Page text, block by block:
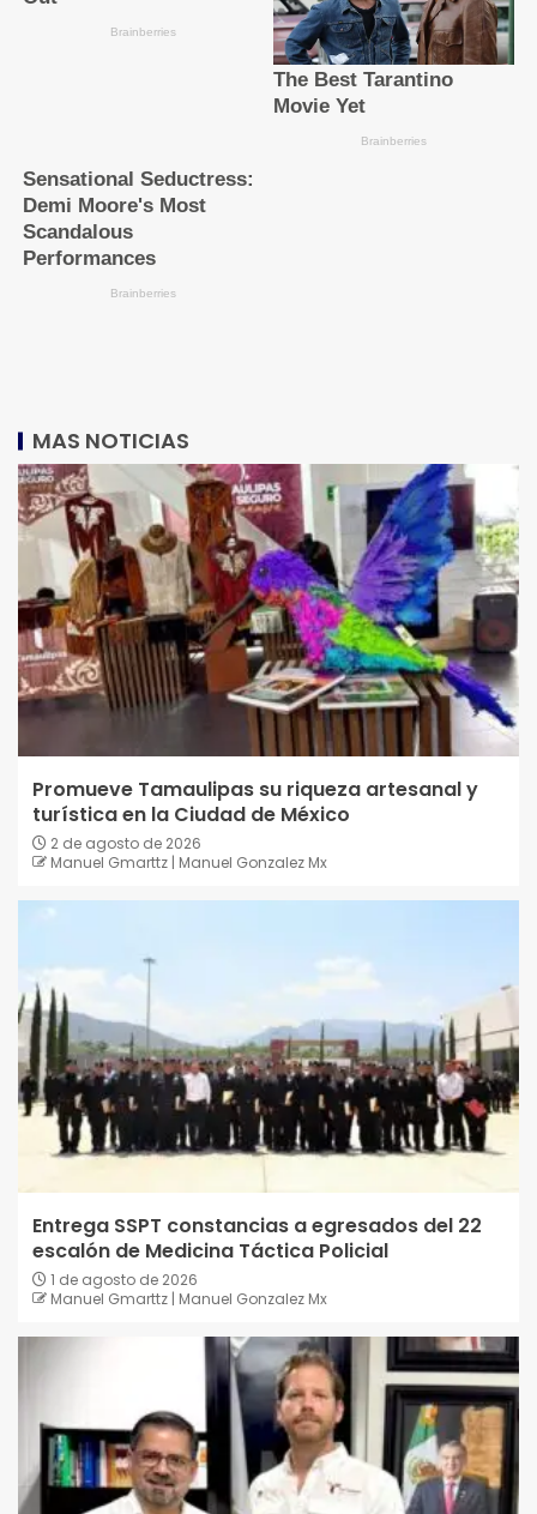
MAS NOTICIAS
Promueve Tamaulipas su riqueza artesanal y
turística en la Ciudad de México
2 de agosto de 2026
Manuel Gmarttz | Manuel Gonzalez Mx
Entrega SSPT constancias a egresados del 22
escalón de Medicina Táctica Policial
1 de agosto de 2026
Manuel Gmarttz | Manuel Gonzalez Mx